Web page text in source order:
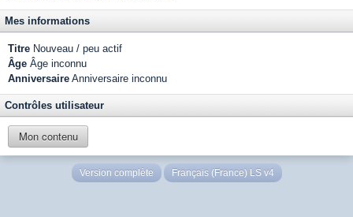
Mes informations
Titre Nouveau / peu actif
Âge Âge inconnu
Anniversaire Anniversaire inconnu
Contrôles utilisateur
Mon contenu
Version complète Français (France) LS v4